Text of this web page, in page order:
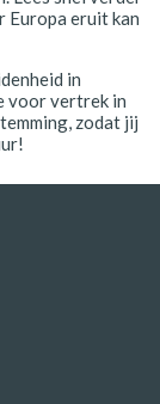
Europa eruit kan
in
voor vertrek in
zodat jij